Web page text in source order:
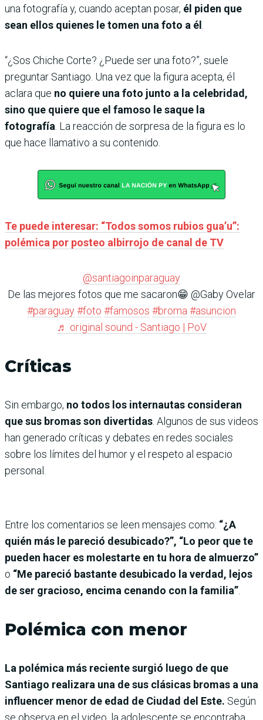
una fotografía y, cuando aceptan posar, él piden que
sean ellos quienes le tomen una foto a él
“¿Sos Chiche Corte? ¿Puede ser una foto?”, suele
preguntar Santiago. Una vez que la figura acepta, él
aclara que no quiere una foto junto a la celebridad,
sino que quiere que el famoso le saque la
fotografía . La reacción de sorpresa de la figura es lo
que hace llamativo a su contenido.
Te puede interesar: “Todos somos rubios gua’u”:
polémica por posteo albirrojo de canal de TV
@santiagoinparaguay
De las mejores fotos que me sacaron😁 @Gaby Ovelar
#paraguay#foto #famosos #broma #asuncion
♬ original sound - Santiago | PoV
Críticas
Sin embargo, no todos los internautas consideran
que sus bromas son divertidas . Algunos de sus videos
han generado críticas y debates en redes sociales
sobre los límites del humor y el respeto al espacio
personal.
Entre los comentarios se leen mensajes como: “¿A
quién más le pareció desubicado?”, “Lo peor que te
pueden hacer es molestarte en tu hora de almuerzo”
o “Me pareció bastante desubicado la verdad, lejos
de ser gracioso, encima cenando con la familia”
Polémica con menor
La polémica más reciente surgió luego de que
Santiago realizara una de sus clásicas bromas a una
influencer menor de edad de Ciudad del Este. Según
se observa en el video, la adolescente se encontraba